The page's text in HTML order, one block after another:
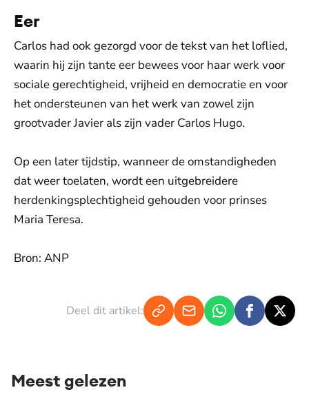
Eer
Carlos had ook gezorgd voor de tekst van het loflied,
waarin hij zijn tante eer bewees voor haar werk voor
sociale gerechtigheid, vrijheid en democratie en voor
het ondersteunen van het werk van zowel zijn
grootvader Javier als zijn vader Carlos Hugo.
Op een later tijdstip, wanneer de omstandigheden
dat weer toelaten, wordt een uitgebreidere
herdenkingsplechtigheid gehouden voor prinses
Maria Teresa.
Bron: ANP
Deel dit artikel:
Meest gelezen